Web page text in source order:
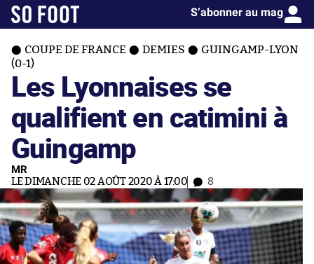
S’abonner au mag
COUPE DE FRANCE DEMIES
GUINGAMP-LYON
(0-1)
Les Lyonnaises se
qualifient en catimini à
Guingamp
MR
LE DIMANCHE 02 AOÛT 2020 À 17:00 8